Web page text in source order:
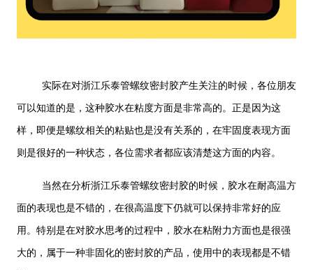
实际在对浙江乐泰管螺纹密封胶产生关注的时候，各位朋友
可以知道的是，这种胶水在粘度方面是非常高的。正是因为这
样，即便是螺纹相关的粘贴也是没有关系的，在牢固度表现方面
则是很好的一种状态，各位需求者都应该清楚这方面的内容。
当然在分析浙江乐泰管螺纹密封胶的时候，胶水在耐高温方
面的表现也是不错的，在很高温度下仍就可以保持非常好的应
用。特别是在对胶水思考的过程中，胶水在粘附力方面也是很强
大的，属于一种非固化的密封胶的产品，使用中的表现都是不错